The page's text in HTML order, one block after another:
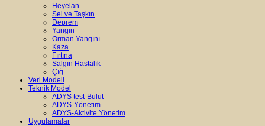
Heyelan
Sel ve Taşkın
Deprem
Yangın
Orman Yangını
Kaza
Fırtına
Salgın Hastalık
Çığ
Veri Modeli
Teknik Model
ADYS test-Bulut
ADYS-Yönetim
ADYS-Aktivite Yönetim
Uygulamalar